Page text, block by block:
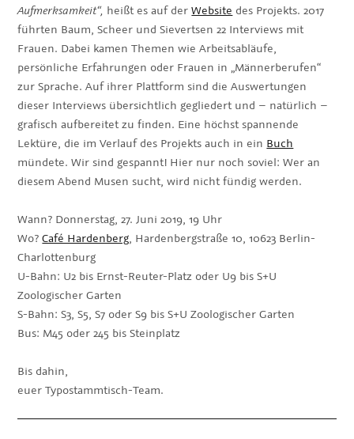
Aufmerksamkeit“, heißt es auf derWebsite des Projekts. 2017
führten Baum, Scheer und Sievertsen 22 Interviews mit
Frauen. Dabei kamen Themen wie Arbeitsabläufe,
persönliche Erfahrungen oder Frauen in „Männerberufen“
zur Sprache. Auf ihrer Plattform sind die Auswertungen
dieser Interviews übersichtlich gegliedert und – natürlich –
grafisch aufbereitet zu finden. Eine höchst spannende
Lektüre, die im Verlauf des Projekts auch in ein Buch
mündete. Wir sind gespannt! Hier nur noch soviel: Wer an
diesem Abend Musen sucht, wird nicht fündig werden.
Wann? Donnerstag, 27. Juni 2019, 19 Uhr
Wo?Café Hardenberg, Hardenbergstraße 10, 10623 Berlin-
Charlottenburg
U-Bahn: U2 bis Ernst-Reuter-Platz oder U9 bis S+U
Zoologischer Garten
S-Bahn: S3, S5, S7 oder S9 bis S+U Zoologischer Garten
Bus: M45 oder 245 bis Steinplatz
Bis dahin,
euer Typostammtisch-Team.